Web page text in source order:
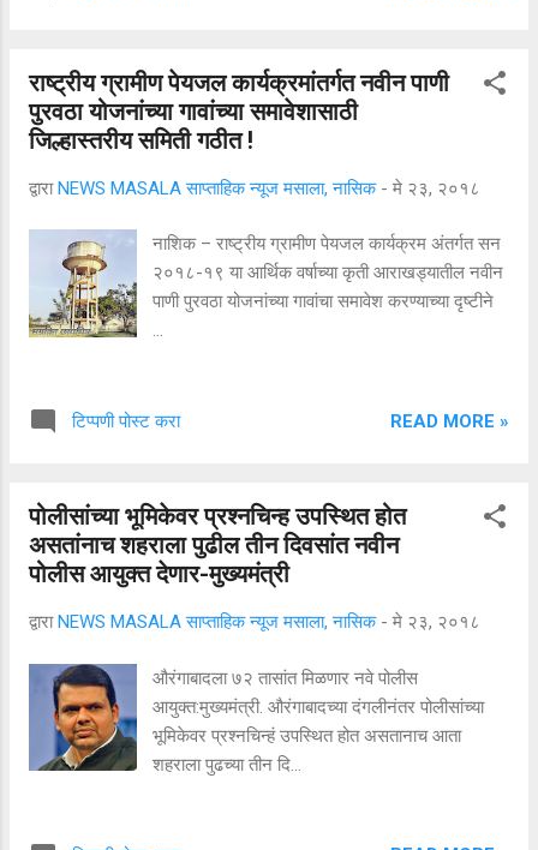
राष्ट्रीय ग्रामीण पेयजल कार्यक्रमांतर्गत नवीन पाणी
पुरवठा योजनांच्या गावांच्या समावेशासाठी
जिल्हास्तरीय समिती गठीत !
द्वाराNEWS MASALA साप्ताहिक न्यूज मसाला, नासिक - मे २३, २०१८
नाशिक – राष्ट्रीय ग्रामीण पेयजल कार्यक्रम अंतर्गत सन
२०१८-१९ या आर्थिक वर्षाच्या कृती आराखड्यातील नवीन
पाणी पुरवठा योजनांच्या गावांचा समावेश करण्याच्या दृष्टीने
...
टिप्पणी पोस्ट करा READ MORE »
पोलीसांच्या भूमिकेवर प्रश्नचिन्ह उपस्थित होत
असतांनाच शहराला पुढील तीन दिवसांत नवीन
पोलीस आयुक्त देणार-मुख्यमंत्री
द्वाराNEWS MASALA साप्ताहिक न्यूज मसाला, नासिक - मे २३, २०१८
औरंगाबादला ७२ तासांत मिळणार नवे पोलीस
आयुक्त:मुख्यमंत्री. औरंगाबादच्या दंगलीनंतर पोलीसांच्या
भूमिकेवर प्रश्नचिन्हं उपस्थित होत असतानाच आता
शहराला पुढच्या तीन दि...